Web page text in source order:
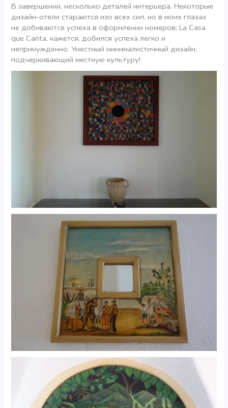
В завершении, несколько деталей интерьера. Некоторые
дизайн-отели стараются изо всех сил, но в моих глазах
не добиваются успеха в оформлении номеров; La Casa
que Canta, кажется, добился успеха легко и
непринужденно. Уместный минималистичный дизайн,
подчеркивающий местную культуру!